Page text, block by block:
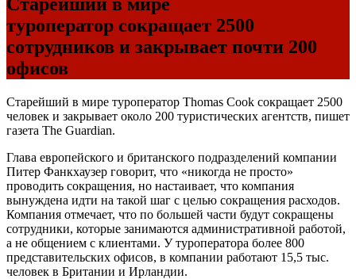
туроператор сокращает 2500
сотрудников и закрывает почти 200
офисов
Старейший в мире туроператор Thomas Cook сокращает 2500
человек и закрывает около 200 туристических агентств, пишет
газета The Guardian.
Глава европейского и британского подразделений компании
Питер Фанкхаузер говорит, что «никогда не просто»
проводить сокращения, но настаивает, что компания
вынуждена идти на такой шаг с целью сокращения расходов.
Компания отмечает, что по большей части будут сокращены
сотрудники, которые занимаются административной работой,
а не общением с клиентами. У туроператора более 800
представительских офисов, в компании работают 15,5 тыс.
человек в Британии и Ирландии.